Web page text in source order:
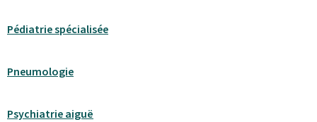
Pédiatrie spécialisée
Pneumologie
Psychiatrie aiguë